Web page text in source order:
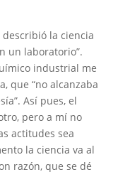
describió la ciencia
un laboratorio”.
industrial me
que “no alcanzaba
Así pues, el
pero a mí no
actitudes sea
la ciencia va al
razón, que se dé